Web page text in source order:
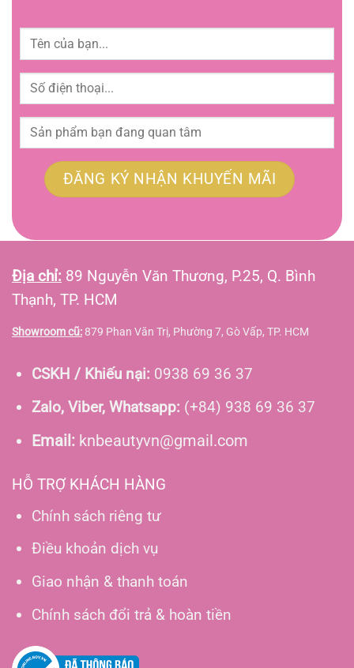
Địa chỉ: 89 Nguyễn Văn Thương, P.25, Q. Bình
Thạnh, TP. HCM
Showroom cũ: 879 Phan Văn Trị, Phường 7, Gò Vấp, TP. HCM
CSKH / Khiếu nại: 0938 69 36 37
Zalo, Viber, Whatsapp: (+84) 938 69 36 37
Email:knbeautyvn@gmail.com
HỖ TRỢ KHÁCH HÀNG
Chính sách riêng tư
Điều khoản dịch vụ
Giao nhận & thanh toán
Chính sách đổi trả & hoàn tiền